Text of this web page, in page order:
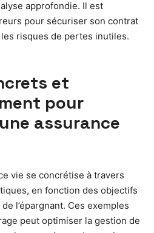
approfondie. Il est
pour sécuriser son contrat
risques de pertes inutiles.
et
pour
assurance
vie se concrétise à travers
en fonction des objectifs
l’épargnant. Ces exemples
peut optimiser la gestion de